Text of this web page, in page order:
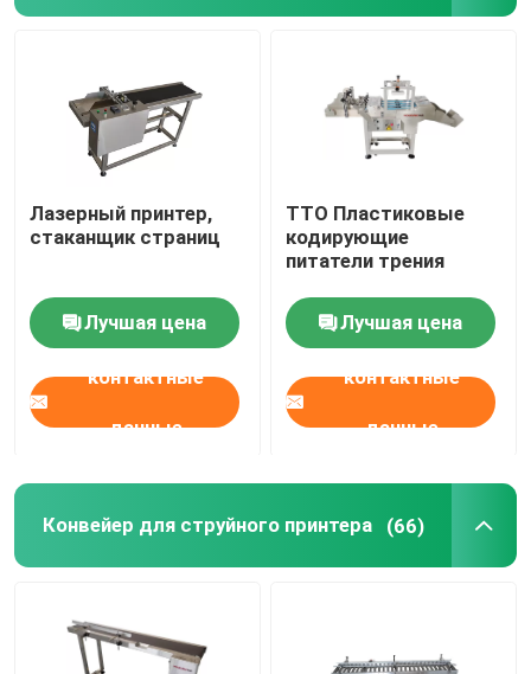
Лазерный принтер,
стаканщик страниц
Лучшая цена
контактные
данные
TTO Пластиковые
кодирующие
питатели трения
Лучшая цена
контактные
данные
Конвейер для струйного принтера (66)